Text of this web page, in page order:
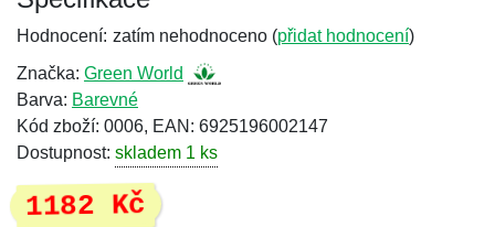
Hodnocení: zatím nehodnoceno (přidat hodnocení)
Značka: Green World
Barva: Barevné
Kód zboží: 0006, EAN: 6925196002147
Dostupnost: skladem 1 ks
1182 Kč